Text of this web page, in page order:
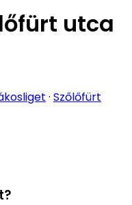
utca
· Szőlőfürt